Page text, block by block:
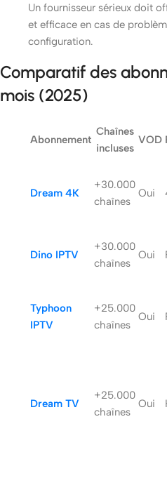
Un fournisseur sérieux doit
et efficace en cas de
configuration.
Comparatif des
mois (2025)
Abonnement
Chaînes
incluses
VOD
Dream 4K
+30.000
chaînes
Oui
Dino IPTV
+30.000
chaînes
Oui
Typhoon
IPTV
+25.000
chaînes
Oui
Dream TV
+25.000
chaînes
Oui